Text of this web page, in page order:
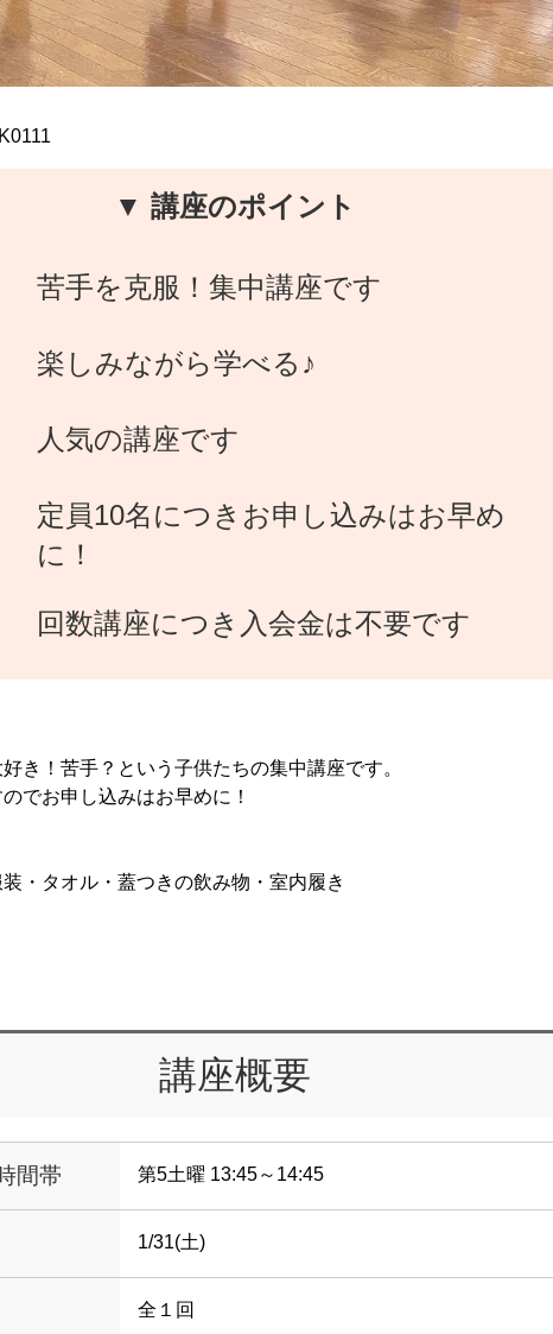
▼ 講座のポイント
苦手を克服！集中講座です
楽しみながら学べる♪
人気の講座です
定員10名につきお申し込みはお早め
に！
回数講座につき入会金は不要です
き！苦手？という子供たちの集中講座です。
でお申し込みはお早めに！
・タオル・蓋つきの飲み物・室内履き
講座概要
間帯 第5土曜 13:45～14:45
1/31(土)
全１回